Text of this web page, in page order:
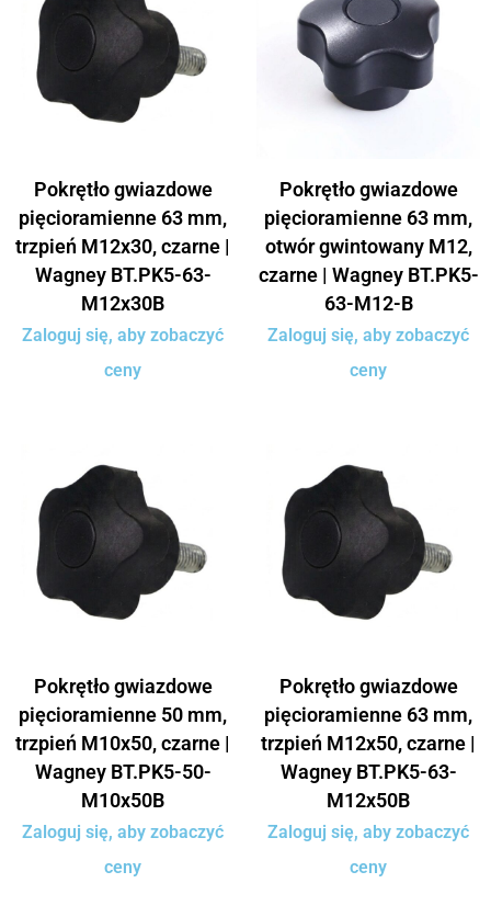
Pokrętło gwiazdowe
pięcioramienne 63 mm,
trzpień M12x30, czarne |
Wagney BT.PK5-63-
M12x30B
Zaloguj się, aby zobaczyć
ceny
Pokrętło gwiazdowe
pięcioramienne 63 mm,
otwór gwintowany M12,
czarne | Wagney BT.PK5-
63-M12-B
Zaloguj się, aby zobaczyć
ceny
Pokrętło gwiazdowe
pięcioramienne 50 mm,
trzpień M10x50, czarne |
Wagney BT.PK5-50-
M10x50B
Zaloguj się, aby zobaczyć
ceny
Pokrętło gwiazdowe
pięcioramienne 63 mm,
trzpień M12x50, czarne |
Wagney BT.PK5-63-
M12x50B
Zaloguj się, aby zobaczyć
ceny